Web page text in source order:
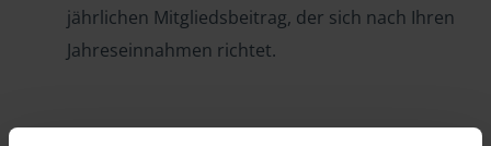
jährlichen Mitgliedsbeitrag, der sich nach Ihren
Jahreseinnahmen richtet.